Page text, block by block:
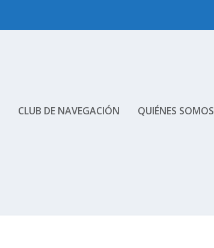
CLUB DE NAVEGACIÓN QUIÉNES SOMOS